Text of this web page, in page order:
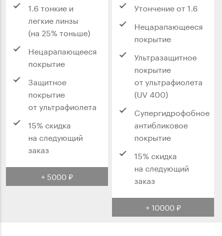
1.6 тонкие и
легкие линзы
(на 25% тоньше)
Нецарапающееся
покрытие
Защитное
покрытие
от ультрафиолета
15% скидка
на следующий
заказ
+ 5000 ₽
Утончение от 1.6
Нецарапающееся
покрытие
Ультразащитное
покрытие
от ультрафиолета
(UV 400)
Супергидрофобное
антибликовое
покрытие
15% скидка
на следующий
заказ
+ 10000 ₽